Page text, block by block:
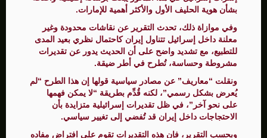
بشأن هوية الحليف الأول والأكثر أهمية للإمارات.
وفي موازاة ذلك، تحدث التقرير عن نقاشات محدودة وغير
معلنة داخل إسرائيل تتناول إيران كاحتمال نظري بعيد المدى
للتطبيع، مع تشديد واضح على أن الحديث يدور عن تقديرات
مشروطة وحساسة، تُطرح في أطر ضيقة.
ونقلت “معاريف” عن مصادر سياسية قولها إن هذا الطرح “لم
يُعرض بشكل رسمي”، لكنه قُدِّم بطريقة “لا يمكن فهمها
على نحو آخر”، في ظل تقديرات إسرائيلية متزايدة بأن
الاحتجاجات داخل إيران قد تُفضي إلى تغيير سياسي.
وبحسب التقرير، فإن هذه التقديرات تقوم على افتراض مفاده